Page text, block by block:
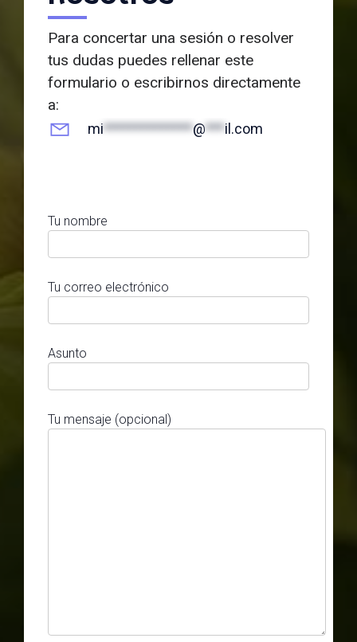
Para concertar una sesión o resolver
tus dudas puedes rellenar este
formulario o escribirnos directamente
a:
mi**************@***il.com
Tu nombre
Tu correo electrónico
Asunto
Tu mensaje (opcional)